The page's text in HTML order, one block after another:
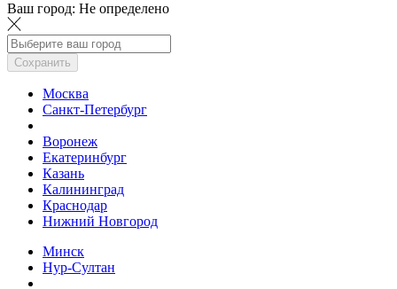
Ваш город: Не определено
Сохранить
Москва
Санкт-Петербург
Воронеж
Екатеринбург
Казань
Калининград
Краснодар
Нижний Новгород
Минск
Нур-Султан